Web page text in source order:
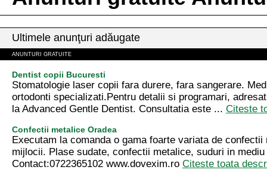
Ultimele anunţuri adăugate
ANUNTURI GRATUITE
Dentist copii Bucuresti
Stomatologie laser copii fara durere, fara sangerare.
ortodonti specializati.Pentru detalii si programari,
la Advanced Gentle Dentist. Consultatia este ... Citeste
Confectii metalice Oradea
Executam la comanda o gama foarte variata de
mijlocii. Plase sudate, confectii metalice, suduri in
Contact:0722365102 www.dovexim.ro Citeste toata